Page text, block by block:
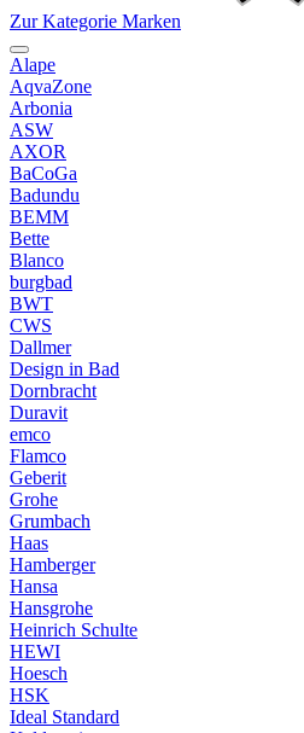
Zur Kategorie Marken
Alape
AqvaZone
Arbonia
ASW
AXOR
BaCoGa
Badundu
BEMM
Bette
Blanco
burgbad
BWT
CWS
Dallmer
Design in Bad
Dornbracht
Duravit
emco
Flamco
Geberit
Grohe
Grumbach
Haas
Hamberger
Hansa
Hansgrohe
Heinrich Schulte
HEWI
Hoesch
HSK
Ideal Standard